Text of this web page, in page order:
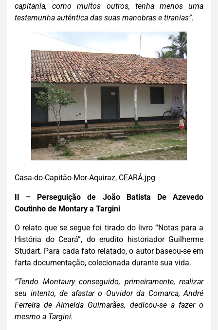
capitania, como muitos outros, tenha menos uma
testemunha autêntica das suas manobras e tiranias”.
Casa-do-Capitão-Mor-Aquiraz, CEARÁ.jpg
II – Perseguição de João Batista De Azevedo
Coutinho de Montary a Targini
O relato que se segue foi tirado do livro “Notas para a
História do Ceará”, do erudito historiador Guilherme
Studart. Para cada fato relatado, o autor baseou-se em
farta documentação, colecionada durante sua vida.
“Tendo Montaury conseguido, primeiramente, realizar
seu intento, de afastar o Ouvidor da Comarca, André
Ferreira de Almeida Guimarães, dedicou-se a fazer o
mesmo a Targini.